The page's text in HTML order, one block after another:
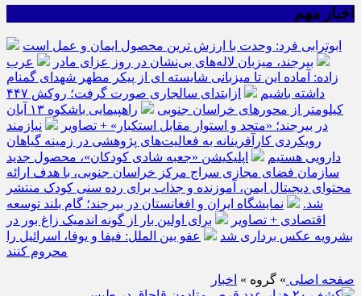
اخبار مهم
ابوترابی فرد: وحدت با ارزش ترین محصول ایمان و عمل است
بیرجند، میزبان لاله‌های بی‌نشان در روز عزای مادر
عرب
زاده: آماده این تا میزبانی شایسته ای از پیکر مطهر شهدای گمنام
داشته باشیم
ازابتدای سالجاری صورت گرفت؛ روکش ۴۴۷
کیلومتر از محورهای خراسان جنوبی
راهپیمایی باشکوه ۱۳ آبان
در بیرجند؛ «متحد و استوار مقابل استکبار» + تصاویر
نیازمند
رویکردی کارآفرینانه به فعالیت‌های پژوهشی در زمینه گیاهان
دارویی هستیم
اپلیکیشن «جعبه شادی کودکان»، محصول جدید
سازمان فضای مجازی سراج مرکز خراسان جنوبی، با هدف ارائه
محتوای دیجیتال ایمن، آموزنده و جذاب برای رده سنی کودک منتشر
شد.
نمایشگاه ایران و افغانستان در بیرجند؛ گام بلند توسعه
اقتصادی + تصاویر
برای اولین بار از گونه اندمیک زاغ بور در
بشرویه عکس برداری شد
عفو بین الملل: فیفا و یوفا، اسرائیل را
محروم کنند
صفحه اصلی » گروه » اخبار